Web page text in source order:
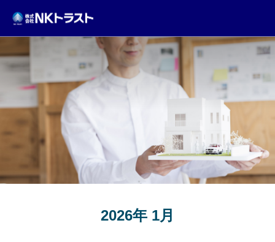
TOPICS
2026年 1月